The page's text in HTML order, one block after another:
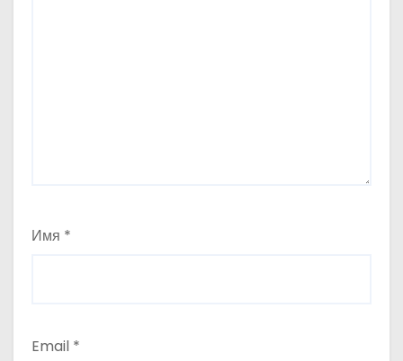
Имя *
Email *